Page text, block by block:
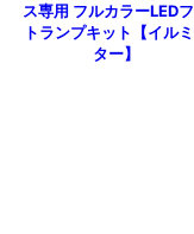
ス専用 フルカラーLED
トランプキット【イル
ター】